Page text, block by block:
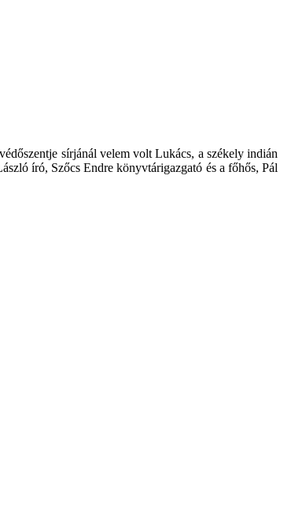
sírjánál velem volt Lukács, a székely indián
író, Szőcs Endre könyvtárigazgató és a főhős, Pál